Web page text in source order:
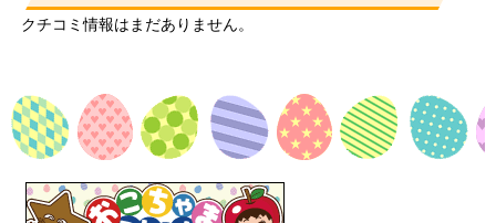
クチコミ情報はまだありません。